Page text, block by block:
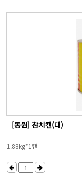
[동원] 참치캔(대)
1.88kg*1캔